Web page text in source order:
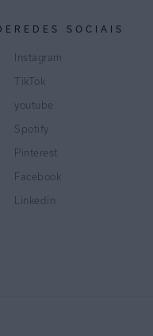
REDES SOCIAIS
Instagram
TikTok
youtube
Spotify
Pinterest
Facebook
Linkedin